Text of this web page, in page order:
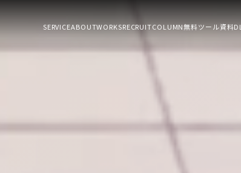
SERVICEABOUTWORKSRECRUITCOLUMN無料ツール資料DL